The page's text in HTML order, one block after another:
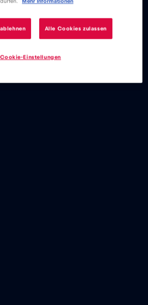
Mehr Informationen
Alle Cookies zulassen
Cookie-Einstellungen